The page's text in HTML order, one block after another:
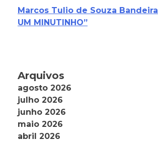
Marcos Tulio de Souza Bandeira
UM MINUTINHO”
Arquivos
agosto 2026
julho 2026
junho 2026
maio 2026
abril 2026